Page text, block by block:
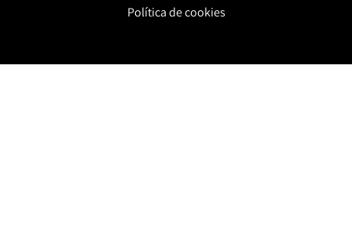
Política de cookies